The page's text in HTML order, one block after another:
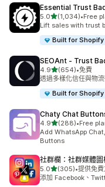
Essential Trust
5.0滿分 5 顆星
(1,034)
共有 1034 則評價
•Free
Lift sales with trust
Built for Shopify
SEOAnt ‑ Trust
4.9滿分 5 顆星
(654)
共有 654 則評價
•免費
透過多樣化信任與物
Built for Shopify
Chaty Chat
4.9滿分 5 顆星
(288)
共有 288 則評價
•Free
Add WhatsApp
Buttons
社群欄：社群媒體圖
5.0滿分 5 顆星
(305)
共有 305 則評價
•提供免
添加 Facebook、